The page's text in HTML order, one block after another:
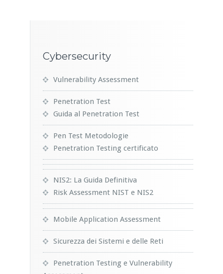
Cybersecurity
Vulnerability Assessment
Penetration Test
Guida al Penetration Test
Pen Test Metodologie
Penetration Testing certificato
NIS2: La Guida Definitiva
Risk Assessment NIST e NIS2
Mobile Application Assessment
Sicurezza dei Sistemi e delle Reti
Penetration Testing e Vulnerability